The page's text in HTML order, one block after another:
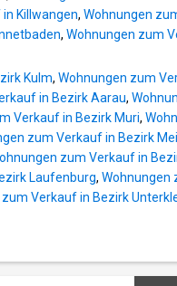
Killwangen, Wohnungen
, Wohnungen zum
Kulm, Wohnungen zum
in Bezirk Aarau,
Verkauf in Bezirk Muri,
zum Verkauf in Bezirk
zum Verkauf in
Laufenburg, Wohnungen
Verkauf in Bezirk